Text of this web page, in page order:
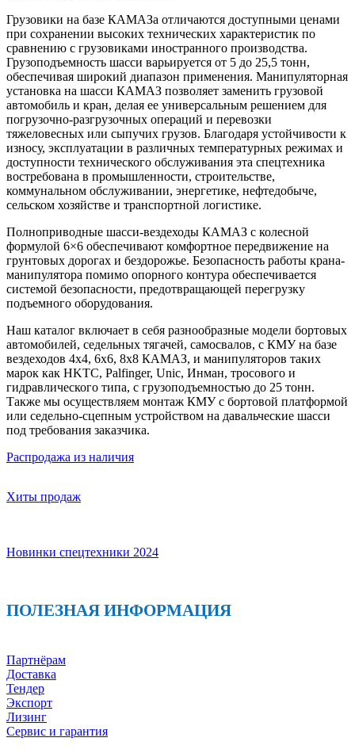
Грузовики на базе КАМАЗа отличаются доступными ценами
при сохранении высоких технических характеристик по
сравнению с грузовиками иностранного производства.
Грузоподъемность шасси варьируется от 5 до 25,5 тонн,
обеспечивая широкий диапазон применения. Манипуляторная
установка на шасси КАМАЗ позволяет заменить грузовой
автомобиль и кран, делая ее универсальным решением для
погрузочно-разгрузочных операций и перевозки
тяжеловесных или сыпучих грузов. Благодаря устойчивости к
износу, эксплуатации в различных температурных режимах и
доступности технического обслуживания эта спецтехника
востребована в промышленности, строительстве,
коммунальном обслуживании, энергетике, нефтедобыче,
сельском хозяйстве и транспортной логистике.
Полноприводные шасси-вездеходы КАМАЗ с колесной
формулой 6×6 обеспечивают комфортное передвижение на
грунтовых дорогах и бездорожье. Безопасность работы крана-
манипулятора помимо опорного контура обеспечивается
системой безопасности, предотвращающей перегрузку
подъемного оборудования.
Наш каталог включает в себя разнообразные модели бортовых
автомобилей, седельных тягачей, самосвалов, с КМУ на базе
вездеходов 4х4, 6х6, 8х8 КАМАЗ, и манипуляторов таких
марок как HKTC, Palfinger, Unic, Инман, тросового и
гидравлического типа, с грузоподъемностью до 25 тонн.
Также мы осуществляем монтаж КМУ с бортовой платформой
или седельно-сцепным устройством на давальческие шасси
под требования заказчика.
Распродажа из наличия
Хиты продаж
Новинки спецтехники 2024
ПОЛЕЗНАЯ ИНФОРМАЦИЯ
Партнёрам
Доставка
Тендер
Экспорт
Лизинг
Сервис и гарантия